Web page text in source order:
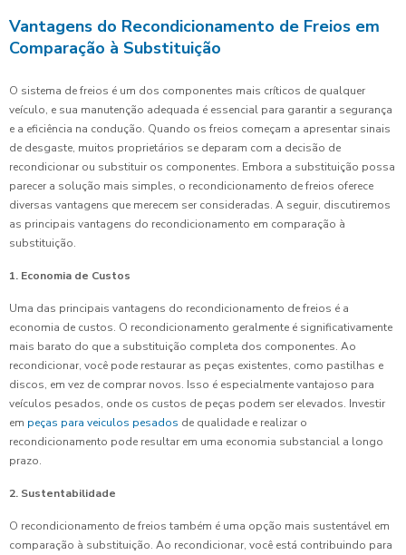
Vantagens do Recondicionamento de Freios em
Comparação à Substituição
O sistema de freios é um dos componentes mais críticos de qualquer
veículo, e sua manutenção adequada é essencial para garantir a segurança
e a eficiência na condução. Quando os freios começam a apresentar sinais
de desgaste, muitos proprietários se deparam com a decisão de
recondicionar ou substituir os componentes. Embora a substituição possa
parecer a solução mais simples, o recondicionamento de freios oferece
diversas vantagens que merecem ser consideradas. A seguir, discutiremos
as principais vantagens do recondicionamento em comparação à
substituição.
1. Economia de Custos
Uma das principais vantagens do recondicionamento de freios é a
economia de custos. O recondicionamento geralmente é significativamente
mais barato do que a substituição completa dos componentes. Ao
recondicionar, você pode restaurar as peças existentes, como pastilhas e
discos, em vez de comprar novos. Isso é especialmente vantajoso para
veículos pesados, onde os custos de peças podem ser elevados. Investir
em peças para veiculos pesados de qualidade e realizar o
recondicionamento pode resultar em uma economia substancial a longo
prazo.
2. Sustentabilidade
O recondicionamento de freios também é uma opção mais sustentável em
comparação à substituição. Ao recondicionar, você está contribuindo para